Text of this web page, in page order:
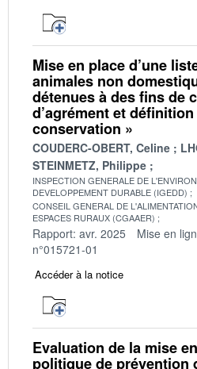
Mise en place d’une
animales non
détenues à des fins de
d’agrément et
conservation »
COUDERC-OBERT, Celine
STEINMETZ, Philippe
INSPECTION GENERALE DE
DEVELOPPEMENT DURABLE (IGEDD)
CONSEIL GENERAL DE
ESPACES RURAUX (CGAAER)
Rapport: avr. 2025 Mise en
n°015721-01
Accéder à la notice
Evaluation de la mise
politique de prévention